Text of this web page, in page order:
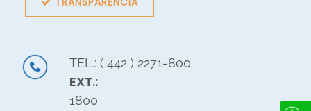
TEL.: ( 442 ) 2271-800
EXT.:
1800